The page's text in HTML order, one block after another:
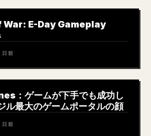
War: E-Day Gameplay
前
：ゲームが下手でも成功し
ル最大のゲームポータルの顔
前